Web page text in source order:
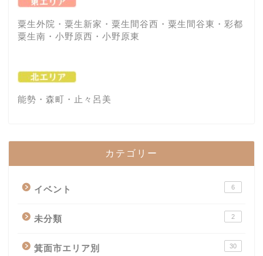
粟生外院・粟生新家・粟生間谷西・粟生間谷東・彩都
粟生南・小野原西・小野原東
能勢・森町・止々呂美
カテゴリー
イベント 6
未分類 2
箕面市エリア別 30